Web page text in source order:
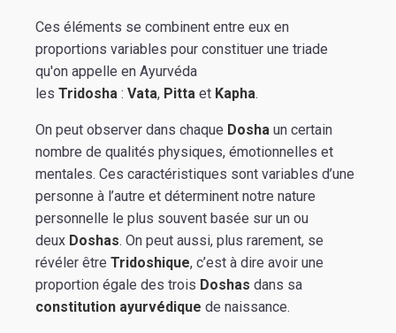
Ces éléments se combinent entre eux en
proportions variables pour constituer une triade
qu'on appelle en Ayurvéda
les Tridosha : Vata, Pitta et Kapha.
On peut observer dans chaque Dosha un certain
nombre de qualités physiques, émotionnelles et
mentales. Ces caractéristiques sont variables d’une
personne à l’autre et déterminent notre nature
personnelle le plus souvent basée sur un ou
deux Doshas. On peut aussi, plus rarement, se
révéler être Tridoshique, c’est à dire avoir une
proportion égale des trois Doshas dans sa
constitution ayurvédique de naissance.